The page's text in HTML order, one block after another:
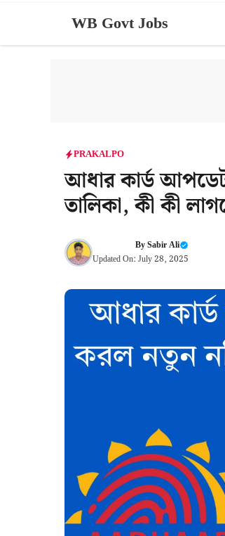
content
WB Govt Jobs
PRAKALPO
আধার কার্ড
তালিকা, কী কী
BySabir Ali
Updated On: July 28, 2025